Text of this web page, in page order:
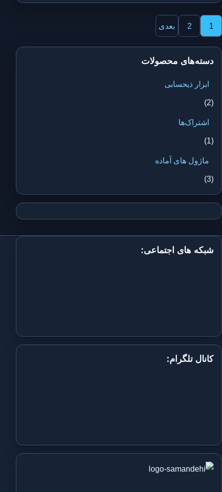
صفحه‌بندی
نوشته‌ها
1
2 بعدی
دسته‌های محصولات
ابزار ذیحسابی
(2)
اشتراک‌ها
(1)
ماژول های آماده
(3)
شبکه های اجتماعی:
کانال تلگرام: